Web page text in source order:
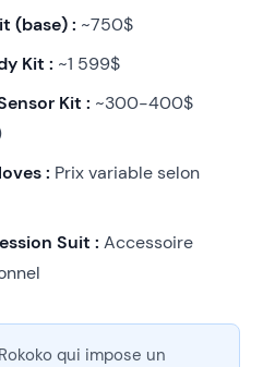
(base) : ~750$
Kit : ~1 599$
Kit : ~300-400$
: Prix variable selon
Suit : Accessoire
qui impose un